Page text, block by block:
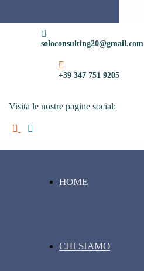
soloconsulting20@gmail.com
+39 347 751 9205
Visita le nostre pagine social:
HOME
CHI SIAMO